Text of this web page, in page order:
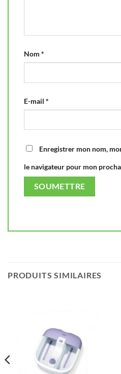
Nom *
E-mail *
Enregistrer mon nom,
le navigateur pour mon
PRODUITS SIMILAIRES